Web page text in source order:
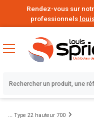
Rendez-vous sur
professionnels
Type 22 hauteur 700